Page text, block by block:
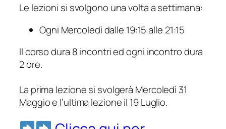
Le lezioni si svolgono una volta a settimana:
Ogni Mercoledì dalle 19:15 alle 21:15
Il corso dura 8 incontri ed ogni incontro dura
2 ore.
La prima lezione si svolgerà Mercoledì 31
Maggio e l’ultima lezione il 19 Luglio.